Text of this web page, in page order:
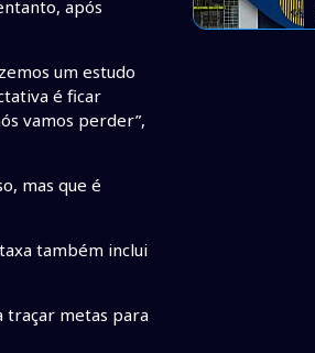
após
um estudo
é ficar
vamos perder”,
mas que é
também inclui
traçar metas para